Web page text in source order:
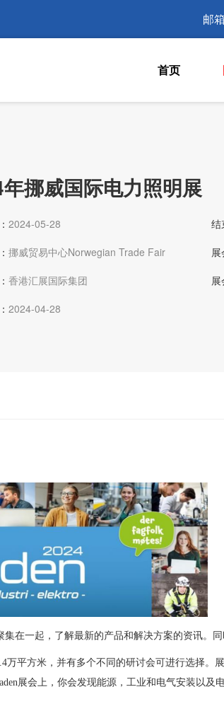
邮
首页
挪威国际电力照明展
2024-05-28 结
挪威贸易中心Norwegian Trade Fair
香港汇展国际集团
2024-04-28
在一起，了解最新的产品和解决方案的资讯。同
4万平方米，并有多个不同的研讨会可进行选择。
展会上，你会发现能源，工业和电气安装以及